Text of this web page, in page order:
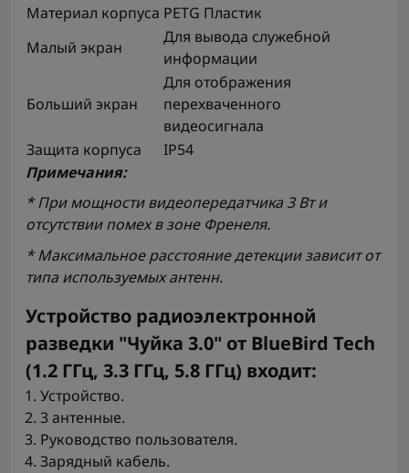
Материал корпуса PETG Пластик
Малый экран
Для вывода служебной
информации
Больший экран
Для отображения
перехваченного
видеосигнала
Защита корпуса
IP54
Примечания:
* При мощности видеопередатчика 3 Вт и
отсутствии помех в зоне Френеля.
* Максимальное расстояние детекции зависит от
типа используемых антенн.
Устройство радиоэлектронной
разведки "Чуйка 3.0" от BlueBird Tech
(1.2 ГГц, 3.3 ГГц, 5.8 ГГц) входит:
Устройство.
3 антенные.
Руководство пользователя.
Зарядный кабель.